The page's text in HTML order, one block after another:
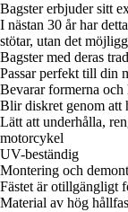
Bagster erbjuder sitt
I nästan 30 år har
stötar, utan det
Bagster med deras
Passar perfekt till din
Bevarar formerna
Blir diskret genom att
Lätt att underhålla,
motorcykel
UV-beständig
Montering och
Fästet är otillgängligt
Material av hög